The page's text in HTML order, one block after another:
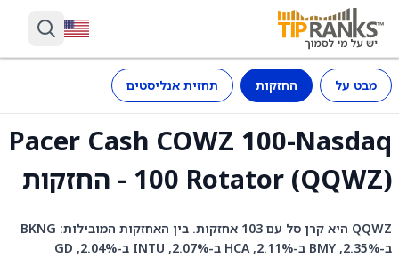
מבט על החזקות תחזית אנליסטים
Pacer Cash COWZ 100-Nasdaq
100 Rotator (QQWZ) - החזקות
QQWZ היא קרן סל עם 103 אחזקות. בין האחזקות המובילות: BKNG
ב-2.35%, BMY ב-2.11%, HCA ב-2.07%, INTU ב-2.04%, GD